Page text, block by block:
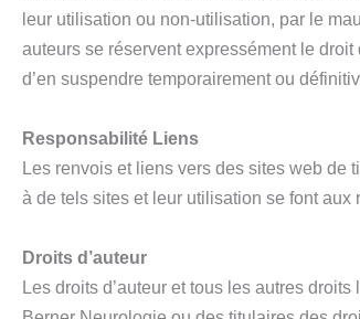
leur utilisation ou non-utilisation, par le
auteurs se réservent expressément le
d’en suspendre temporairement ou
Responsabilité Liens
Les renvois et liens vers des sites web de
à de tels sites et leur utilisation se font aux
Droits d’auteur
Les droits d’auteur et tous les autres